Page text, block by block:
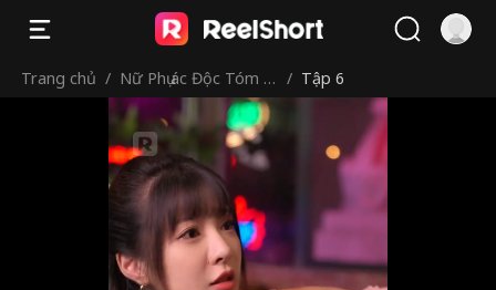
Trang chủ / Nữ Phụ ác Độc Tóm G
ọn Nam Chính
/ Tập 6